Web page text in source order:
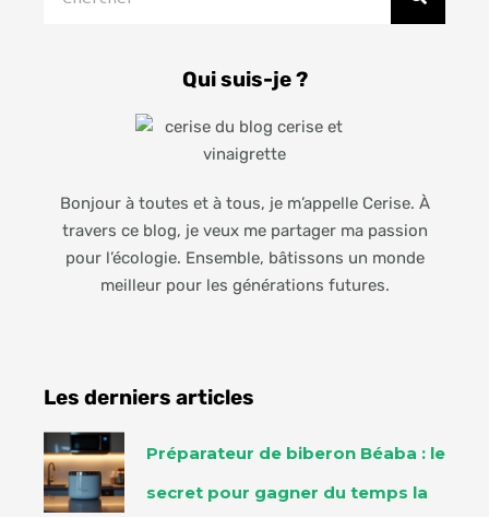
Qui suis-je ?
Bonjour à toutes et à tous, je m’appelle Cerise. À
travers ce blog, je veux me partager ma passion
pour l’écologie. Ensemble, bâtissons un monde
meilleur pour les générations futures.
Les derniers articles
Préparateur de biberon Béaba : le
secret pour gagner du temps la